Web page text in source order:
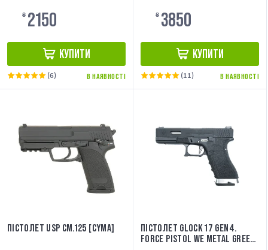
₴ 2150
КУПИТИ
В НАЯВНОСТІ
(6)
₴ 3850
КУПИТИ
В НАЯВНОСТІ
(11)
ПІСТОЛЕТ USP CM.125 [CYMA]
ПІСТОЛЕТ GLOCK 17 GEN4.
FORCE PISTOL WE METAL GREEN